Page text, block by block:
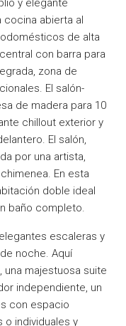
abierta al
de alta
con barra para
zona de
El salón-
de madera para 10
chillout exterior y
El salón,
por una artista,
En esta
doble ideal
baño completo.
escaleras y
noche. Aquí
una majestuosa suite
independiente, un
con espacio
o individuales y